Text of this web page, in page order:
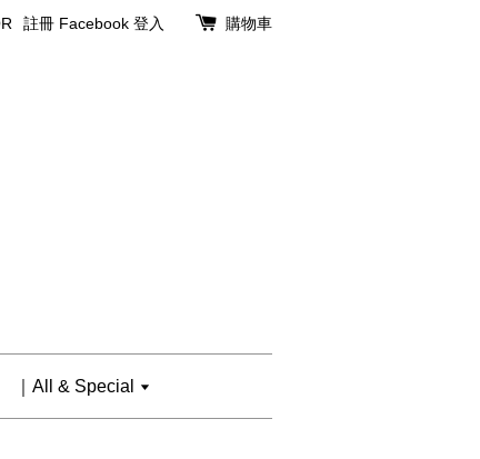
註冊 Facebook 登入 購物車
｜All & Special